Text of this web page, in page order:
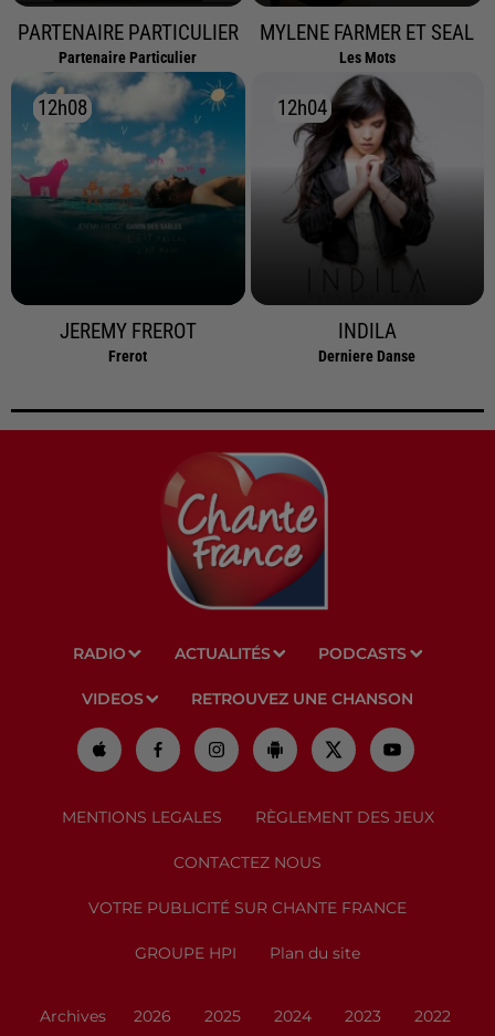
PARTENAIRE PARTICULIER
Partenaire Particulier
MYLENE FARMER ET SEAL
Les Mots
12h08
12h08
JEREMY FREROT
Frerot
12h04
12h04
INDILA
Derniere Danse
RADIO ACTUALITÉS PODCASTS
VIDEOS RETROUVEZ UNE CHANSON
MENTIONS LEGALES RÈGLEMENT DES JEUX
CONTACTEZ NOUS
VOTRE PUBLICITÉ SUR CHANTE FRANCE
GROUPE HPI Plan du site
Archives 2026 2025 2024 2023 2022